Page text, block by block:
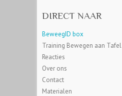
DIRECT NAAR
BeweegID box
Training Bewegen aan Tafel
Reacties
Over ons
Contact
Materialen